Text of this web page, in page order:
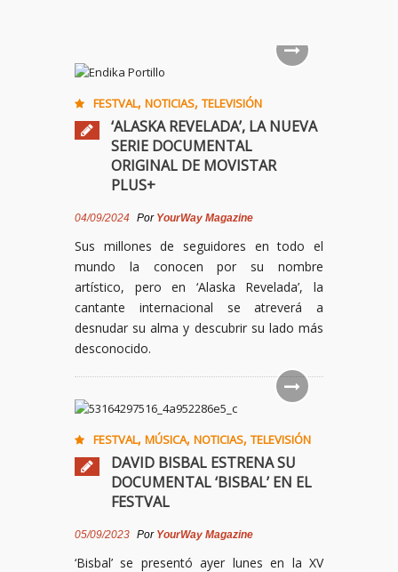
FESTVAL, NOTICIAS, TELEVISIÓN
‘ALASKA REVELADA’, LA NUEVA
SERIE DOCUMENTAL
ORIGINAL DE MOVISTAR
PLUS+
04/09/2024 Por YourWay Magazine
Sus millones de seguidores en todo el
mundo la conocen por su nombre
artístico, pero en ‘Alaska Revelada’, la
cantante internacional se atreverá a
desnudar su alma y descubrir su lado más
desconocido.
FESTVAL, MÚSICA, NOTICIAS, TELEVISIÓN
DAVID BISBAL ESTRENA SU
DOCUMENTAL ‘BISBAL’ EN EL
FESTVAL
05/09/2023 Por YourWay Magazine
‘Bisbal’ se presentó ayer lunes en la XV